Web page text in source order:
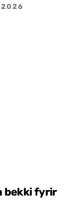
2026
bekki fyrir